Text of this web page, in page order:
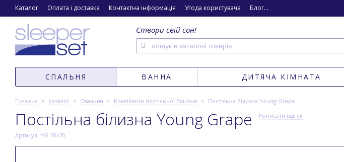
Каталог Оплата і доставка Контактна інформація Угода користувача Блог
Створи свій сон!
СПАЛЬНЯ ВАННА ДИТЯЧА КІМНАТА
Головна Каталог Спальня Комплекти постільної білизни Постільна білизна Young Grape
Постільна білизна Young Grape Написати відгук
Артикул: YG-50x70